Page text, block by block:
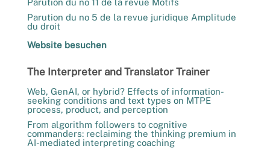
Parution du no 5 de la revue juridique Amplitude
du droit
Website besuchen
The Interpreter and Translator Trainer
Web, GenAI, or hybrid? Effects of information-
seeking conditions and text types on MTPE
process, product, and perception
From algorithm followers to cognitive
commanders: reclaiming the thinking premium in
AI-mediated interpreting coaching